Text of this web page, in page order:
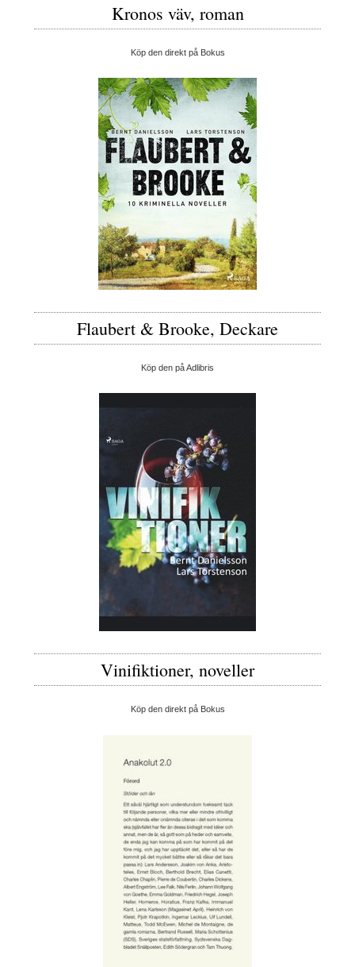
Kronos väv, roman
Köp den direkt på Bokus
Flaubert & Brooke, Deckare
Köp den på Adlibris
Vinifiktioner, noveller
Köp den direkt på Bokus